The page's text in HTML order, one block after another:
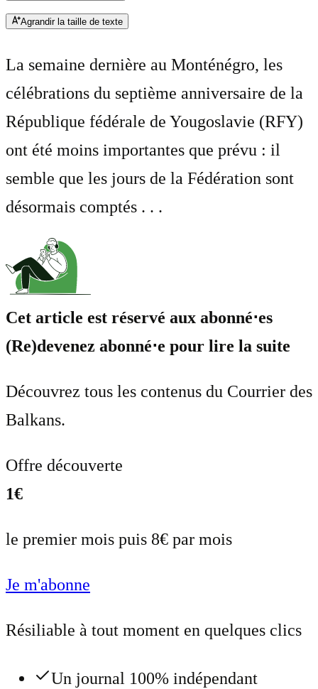
Agrandir la taille de texte
La semaine dernière au Monténégro, les
célébrations du septième anniversaire de la
République fédérale de Yougoslavie (RFY)
ont été moins importantes que prévu : il
semble que les jours de la Fédération sont
désormais comptés . . .
Cet article est réservé aux abonné⋅es
(Re)devenez abonné⋅e pour lire la suite
Découvrez tous les contenus du Courrier des
Balkans.
Offre découverte
1€
le premier mois puis 8€ par mois
Je m'abonne
Résiliable à tout moment en quelques clics
Un journal 100% indépendant